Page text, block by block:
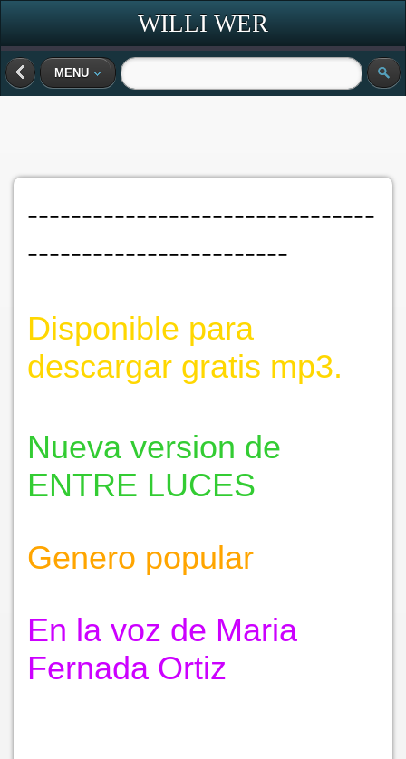
WILLI WER
MENU
--------------------------------
------------------------
Disponible para
descargar gratis mp3.
Nueva version de
ENTRE LUCES
Genero popular
En la voz de Maria
Fernada Ortiz